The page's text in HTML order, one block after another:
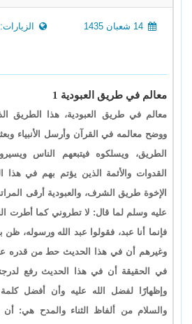
الزيارات: 7468
معالم في طريق العبودية 1
معالم في طريق العبودية، هذا الطريق
ووضح معالمه في القرآن وأرسل الأنبياء
الطريق، ويسلكوه فيتبعهم الناس
القدوات والأئمة الذين يؤتم بهم في هذا
الإخوة طريق الشرف، والعبودية أرقى
عليه وسلم لما قال: لا تطروني كما أطرت
فإنما أنا عبد، فقولوا عبد الله ورسوله،
وغيرهم أن في هذا الحديث حط من قدره
في الحقيقة أن في هذا الحديث رفع
وإظهارًا لفضل الله عليه وأن أفضل
والسلام من ألفاظ الثناء والمدح هي: أن